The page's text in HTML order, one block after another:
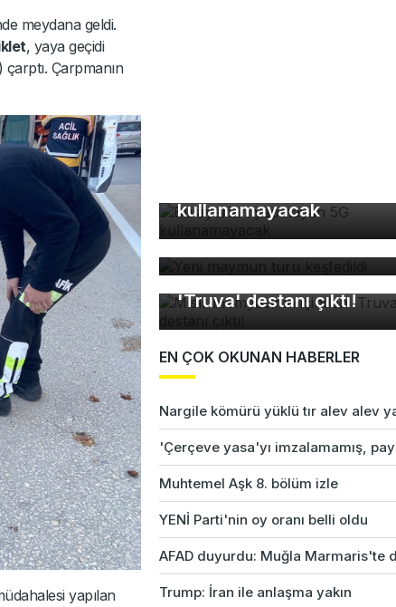
meydana geldi.
, yaya geçidi
Çarpmanın
yapılan
kullanamayacak
Yeni maymun türü
Mısır mumyasının
'Truva' destanı çıktı!
EN ÇOK OKUNAN HABERLER
Nargile kömürü yüklü tır alev alev
'Çerçeve yasa'yı imzalamamış,
Muhtemel Aşk 8. bölüm izle
YENİ Parti'nin oy oranı belli oldu
AFAD duyurdu: Muğla Marmaris'te
Trump: İran ile anlaşma yakın